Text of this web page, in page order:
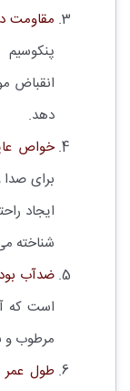
مقاومت
انقباض
دهد.
خواص
برای
ایجاد
شناخته
ضدآب
است که
مرطوب و
طول عمر